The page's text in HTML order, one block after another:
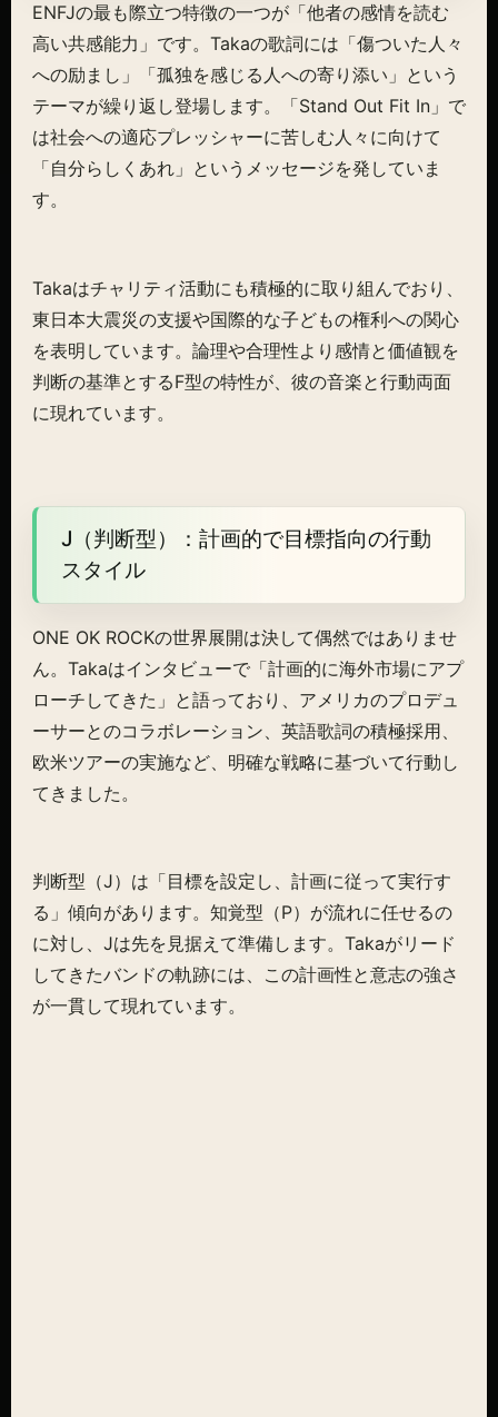
ENFJの最も際立つ特徴の一つが「他者の感情を読む
高い共感能力」です。Takaの歌詞には「傷ついた人々
への励まし」「孤独を感じる人への寄り添い」という
テーマが繰り返し登場します。「Stand Out Fit In」で
は社会への適応プレッシャーに苦しむ人々に向けて
「自分らしくあれ」というメッセージを発していま
す。
Takaはチャリティ活動にも積極的に取り組んでおり、
東日本大震災の支援や国際的な子どもの権利への関心
を表明しています。論理や合理性より感情と価値観を
判断の基準とするF型の特性が、彼の音楽と行動両面
に現れています。
J（判断型）：計画的で目標指向の行動
スタイル
ONE OK ROCKの世界展開は決して偶然ではありませ
ん。Takaはインタビューで「計画的に海外市場にアプ
ローチしてきた」と語っており、アメリカのプロデュ
ーサーとのコラボレーション、英語歌詞の積極採用、
欧米ツアーの実施など、明確な戦略に基づいて行動し
てきました。
判断型（J）は「目標を設定し、計画に従って実行す
る」傾向があります。知覚型（P）が流れに任せるの
に対し、Jは先を見据えて準備します。Takaがリード
してきたバンドの軌跡には、この計画性と意志の強さ
が一貫して現れています。